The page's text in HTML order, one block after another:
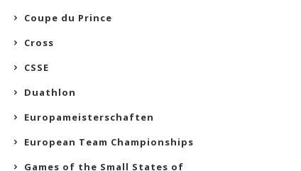
Coupe du Prince
Cross
CSSE
Duathlon
Europameisterschaften
European Team Championships
Games of the Small States of